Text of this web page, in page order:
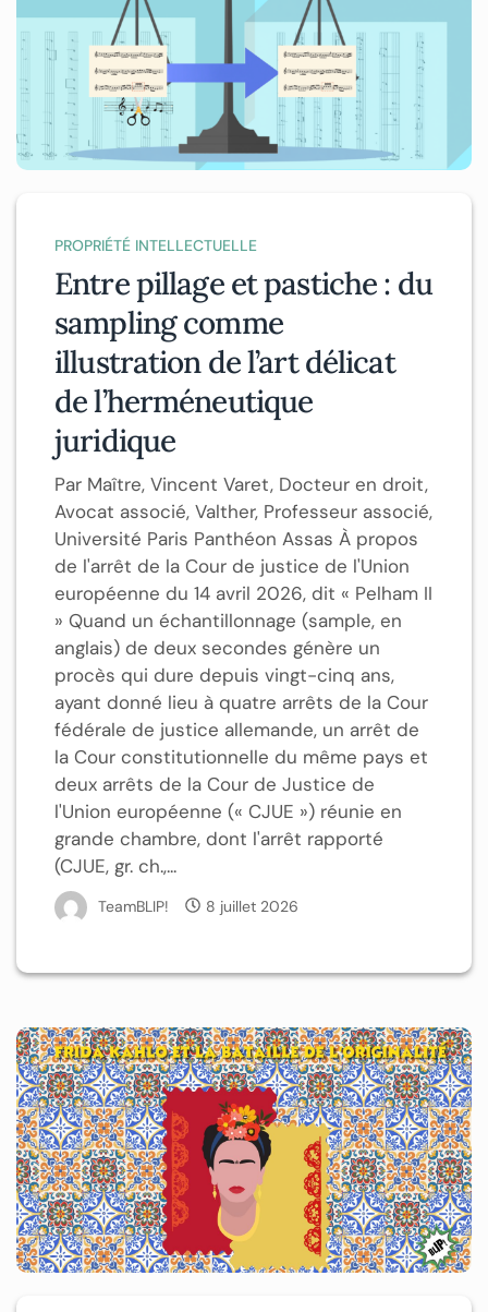
PROPRIÉTÉ INTELLECTUELLE
Entre pillage et pastiche : du
sampling comme
illustration de l’art délicat
de l’herméneutique
juridique
Par Maître, Vincent Varet, Docteur en droit,
Avocat associé, Valther, Professeur associé,
Université Paris Panthéon Assas À propos
de l'arrêt de la Cour de justice de l'Union
européenne du 14 avril 2026, dit « Pelham II
» Quand un échantillonnage (sample, en
anglais) de deux secondes génère un
procès qui dure depuis vingt-cinq ans,
ayant donné lieu à quatre arrêts de la Cour
fédérale de justice allemande, un arrêt de
la Cour constitutionnelle du même pays et
deux arrêts de la Cour de Justice de
l'Union européenne (« CJUE ») réunie en
grande chambre, dont l'arrêt rapporté
(CJUE, gr. ch.,...
TeamBLIP! 8 juillet 2026